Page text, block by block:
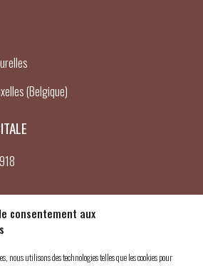
consentement aux
nous utilisons des technologies telles que les cookies pour
(Belgique)